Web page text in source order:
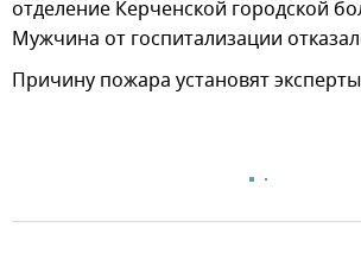
отделение Керченской городской
Мужчина от госпитализации
Причину пожара установят